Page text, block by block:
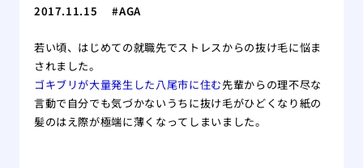
2017.11.15 AGA
若い頃、はじめての就職先でストレスからの抜け毛に悩ま
されました。
ゴキブリが大量発生した八尾市に住む先輩からの理不尽な
言動で自分でも気づかないうちに抜け毛がひどくなり紙の
髪のはえ際が極端に薄くなってしまいました。